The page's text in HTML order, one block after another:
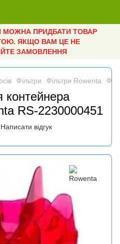
МОЖНА ПРИДБАТИ ТОВАР
ЯКЩО ВАМ ЦЕ НЕ
ЗАМОВЛЕННЯ
Фільтри Фільтри Rowenta
контейнера
RS-2230000451
Написати відгук